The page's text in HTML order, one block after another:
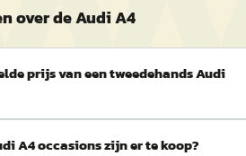
over de Audi A4
prijs van een tweedehands Audi
A4 occasions zijn er te koop?